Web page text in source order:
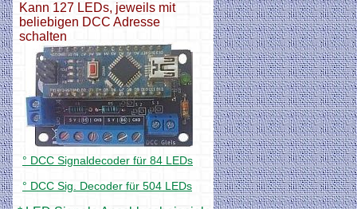
° DCC Signaldecoder für 84 LEDs
Kann 127 LEDs, jeweils mit
beliebigen DCC Adresse
schalten
° DCC Sig. Decoder für 504 LEDs